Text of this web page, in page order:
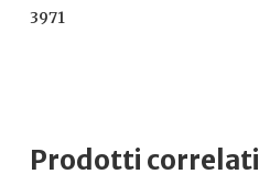
3971
Prodotti correlati